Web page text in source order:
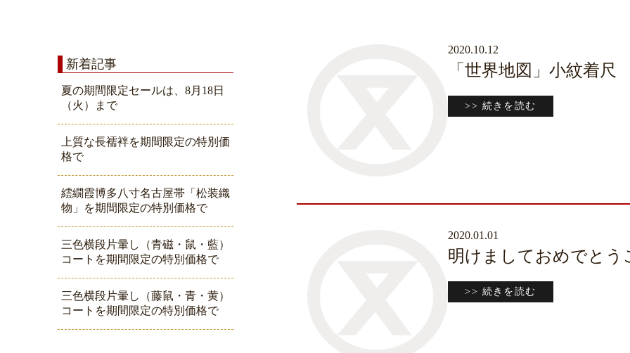
新着記事
夏の期間限定セールは、8月18日
（火）まで
上質な長襦袢を期間限定の特別価
格で
繧繝霞博多八寸名古屋帯「松装織
物」を期間限定の特別価格で
三色横段片暈し（青磁・鼠・藍）
コートを期間限定の特別価格で
三色横段片暈し（藤鼠・青・黄）
コートを期間限定の特別価格で
2020.10.12
「世界地図」小紋着尺
>> 続きを読む
2020.01.01
明けましておめでとう
>> 続きを読む